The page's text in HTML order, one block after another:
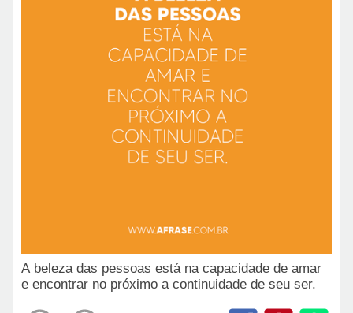
A beleza das pessoas está na capacidade de amar
e encontrar no próximo a continuidade de seu ser.